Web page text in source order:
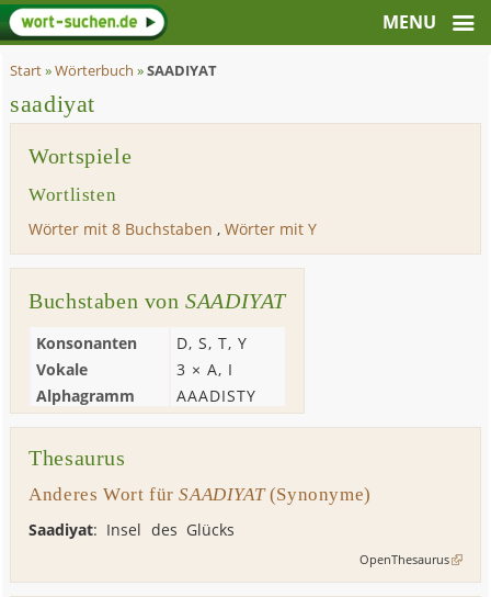
Start»Wörterbuch »SAADIYAT
saadiyat
Wortspiele
Wortlisten
Wörter mit 8 Buchstaben ,Wörter mit Y
Buchstaben vonSAADIYAT
Konsonanten D,S,T,Y
Vokale
3 ×A, I
Alphagramm
AAADISTY
Thesaurus
Anderes Wort fürSAADIYAT(Synonyme)
Saadiyat: Insel des Glücks
OpenThesaurus